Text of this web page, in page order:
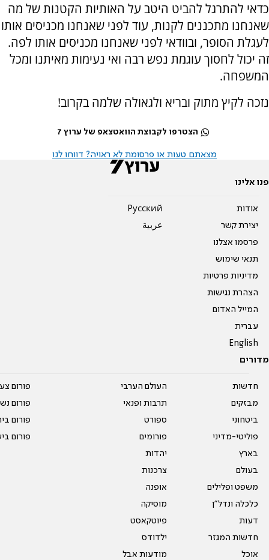
כדאי להתרגל להביט היטב על האותיות הקטנות של מה
שאנחנו מתכננים לקנות, עוד לפני שאנחנו מכניסים אותו
לעגלת הסופר, ובוודאי לפני שאנחנו מכניסים אותו לפה.
זה יכול לחסוך עוגמת נפש רבה ואי נעימות מאיתנו ומכל
המשפחה.
נזכה לקיץ מתוק ובריא ולגאולה שלמה בקרוב!
הצטרפו לקבוצת הוואטצאפ של ערוץ 7
מצאתם טעות או פרסומת לא ראויה? דווחו לנו
פנו אלינו
אודות
יצירת קשר
פרסמו אצלנו
תנאי שימוש
מדיניות פרטיות
הצהרת נגישות
המייל האדום
עברית
English
Pусский
عربية
מדורים
חדשות
מבזקים
ביטחוני
פוליטי-מדיני
בארץ
בעולם
משפט ופלילים
כלכלה ונדל"ן
דעות
חדשות המגזר
אוכל
העולם הערבי
תרבות ופנאי
ספורט
פורומים
יהדות
צרכנות
אופנה
מוסיקה
פיוטקאסט
ילדודס
מודעות אבל
פורום
פורום
פורום
פורום